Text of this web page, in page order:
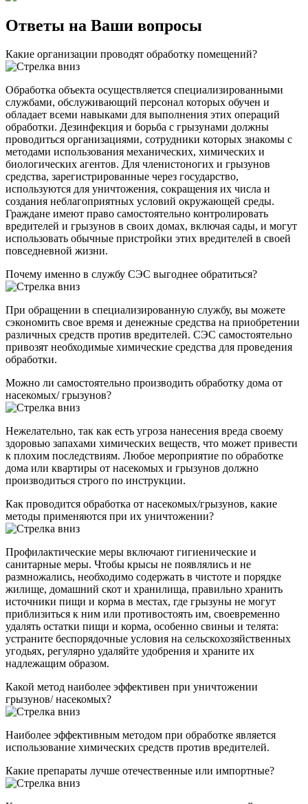
Ответы на Ваши вопросы
Какие организации проводят обработку помещений?
Обработка объекта осуществляется специализированными
службами, обслуживающий персонал которых обучен и
обладает всеми навыками для выполнения этих операций
обработки. Дезинфекция и борьба с грызунами должны
проводиться организациями, сотрудники которых знакомы с
методами использования механических, химических и
биологических агентов. Для членистоногих и грызунов
средства, зарегистрированные через государство,
используются для уничтожения, сокращения их числа и
создания неблагоприятных условий окружающей среды.
Граждане имеют право самостоятельно контролировать
вредителей и грызунов в своих домах, включая сады, и могут
использовать обычные пристройки этих вредителей в своей
повседневной жизни.
Почему именно в службу СЭС выгоднее обратиться?
При обращении в специализированную службу, вы можете
сэкономить свое время и денежные средства на приобретении
различных средств против вредителей. СЭС самостоятельно
привозят необходимые химические средства для проведения
обработки.
Можно ли самостоятельно производить обработку дома от
насекомых/ грызунов?
Нежелательно, так как есть угроза нанесения вреда своему
здоровью запахами химических веществ, что может привести
к плохим последствиям. Любое мероприятие по обработке
дома или квартиры от насекомых и грызунов должно
производиться строго по инструкции.
Как проводится обработка от насекомых/грызунов, какие
методы применяются при их уничтожении?
Профилактические меры включают гигиенические и
санитарные меры. Чтобы крысы не появлялись и не
размножались, необходимо содержать в чистоте и порядке
жилище, домашний скот и хранилища, правильно хранить
источники пищи и корма в местах, где грызуны не могут
приблизиться к ним или противостоять им, своевременно
удалять остатки пищи и корма, особенно свиньи и телята:
устраните беспорядочные условия на сельскохозяйственных
угодьях, регулярно удаляйте удобрения и храните их
надлежащим образом.
Какой метод наиболее эффективен при уничтожении
грызунов/ насекомых?
Наиболее эффективным методом при обработке является
использование химических средств против вредителей.
Какие препараты лучше отечественные или импортные?